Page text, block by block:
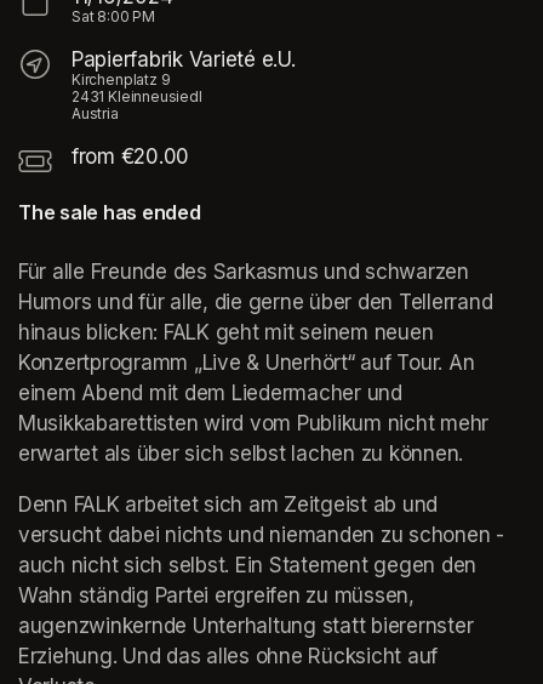
Sat 8:00 PM
Papierfabrik Varieté e.U.
Kirchenplatz 9
2431 Kleinneusiedl
Austria
from €20.00
The sale has ended
Für alle Freunde des Sarkasmus und schwarzen
Humors und für alle, die gerne über den Tellerrand
hinaus blicken: FALK geht mit seinem neuen
Konzertprogramm „Live & Unerhört“ auf Tour. An
einem Abend mit dem Liedermacher und
Musikkabarettisten wird vom Publikum nicht mehr
erwartet als über sich selbst lachen zu können.
Denn FALK arbeitet sich am Zeitgeist ab und
versucht dabei nichts und niemanden zu schonen -
auch nicht sich selbst. Ein Statement gegen den
Wahn ständig Partei ergreifen zu müssen,
augenzwinkernde Unterhaltung statt bierernster
Erziehung. Und das alles ohne Rücksicht auf